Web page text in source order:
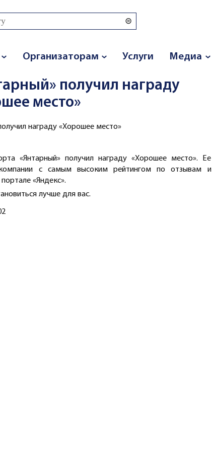
Организаторам Услуги Медиа
получил награду
место»
награду «Хорошее место»
«Янтарный» получил награду «Хорошее место». Ее
с самым высоким рейтингом по отзывам и
«Яндекс».
лучше для вас.